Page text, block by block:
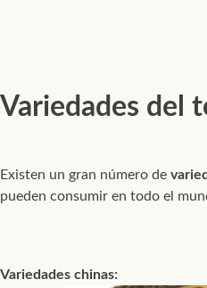
Variedades del
Existen un gran número de
pueden consumir en todo el
Variedades chinas: